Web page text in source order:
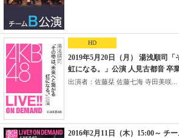
HD
2019年5月20日（月） 湯浅順司
虹になる。」公演 人見古都音 卒
出演者：佐藤栞 佐藤七海 寺田美咲...
2016年2月11日（木）15:00～ チ